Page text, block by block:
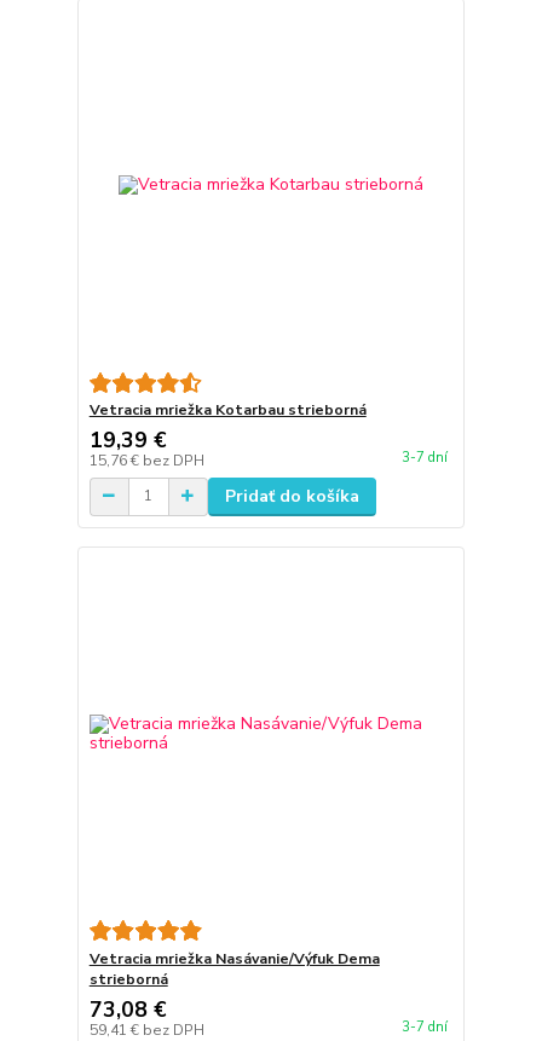
Vetracia mriežka Kotarbau strieborná
19,39 €
15,76 € bez DPH 3-7 dní
Pridať do košíka
Vetracia mriežka Nasávanie/Výfuk Dema
strieborná
73,08 €
59,41 € bez DPH 3-7 dní